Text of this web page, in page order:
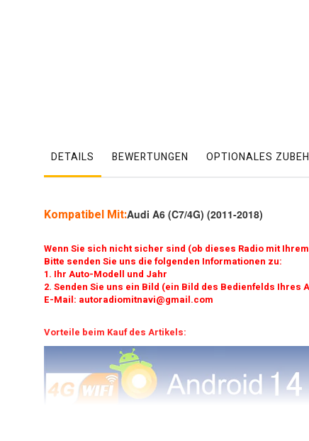
DETAILS BEWERTUNGEN OPTIONALES
Kompatibel Mit:Audi A6 (C7/4G) (2011-2018)
Wenn Sie sich nicht sicher sind (ob dieses Radio mit
Bitte senden Sie uns die folgenden Informationen zu:
1. Ihr Auto-Modell und Jahr
2. Senden Sie uns ein Bild (ein Bild des Bedienfelds Ihres
E-Mail: autoradiomitnavi@gmail.com
Vorteile beim Kauf des Artikels: